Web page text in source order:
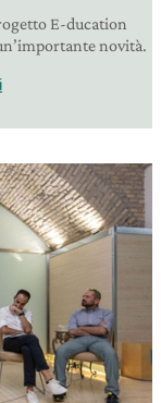
E-ducation
novità.